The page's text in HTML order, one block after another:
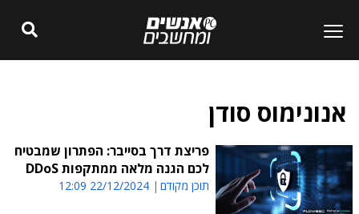
אנונימוס סודן
פריצת דרך בסייבר: הפתרון שמבטיח
לכם הגנה מלאה ממתקפות DDoS
תוכן מקודם 22/12/2024 12:09